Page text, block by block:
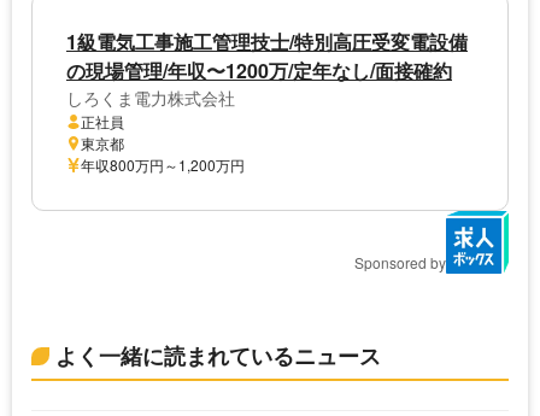
1級電気工事施工管理技士/特別高圧受変電設備
の現場管理/年収〜1200万/定年なし/面接確約
しろくま電力株式会社
正社員
東京都
年収800万円～1,200万円
Sponsored by
よく一緒に読まれているニュース